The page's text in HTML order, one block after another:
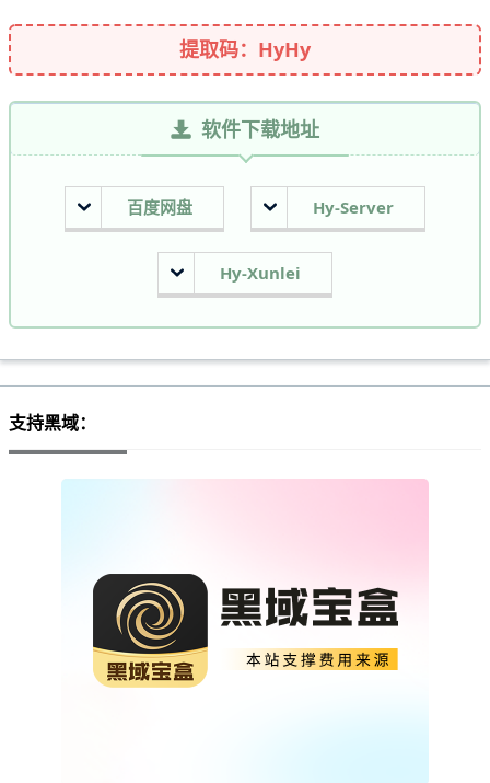
提取码：HyHy
软件下载地址
百度网盘 Hy-Server
Hy-Xunlei
支持黑域：